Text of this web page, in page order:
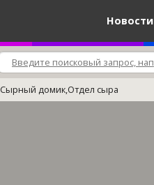
Новости
Сырный домик,Отдел сыра